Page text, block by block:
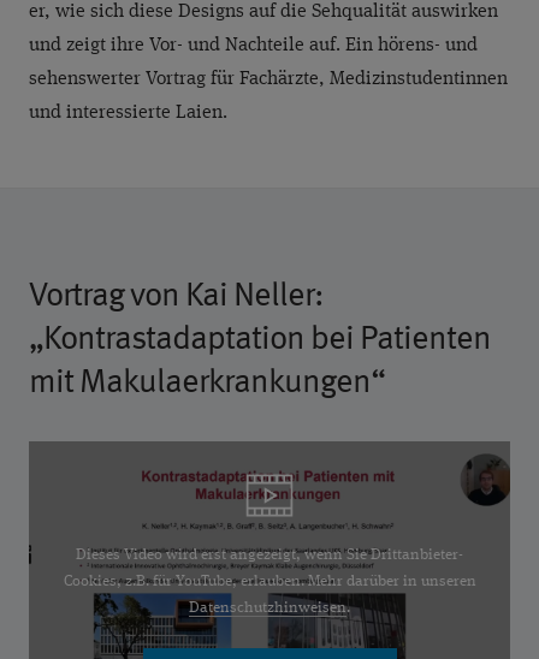
er, wie sich diese Designs auf die Sehqualität auswirken
und zeigt ihre Vor- und Nachteile auf. Ein hörens- und
sehenswerter Vortrag für Fachärzte, Medizinstudentinnen
und interessierte Laien.
Vortrag von Kai Neller:
„Kontrastadaptation bei Patienten
mit Makulaerkrankungen“
Dieses Video wird erst angezeigt, wenn Sie Drittanbieter-
Cookies, z.B. für YouTube, erlauben. Mehr darüber in unseren
Datenschutzhinweisen.